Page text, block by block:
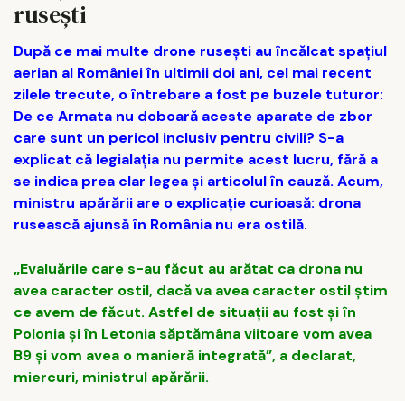
rusești
După ce mai multe drone rusești au încălcat spațiul
aerian al României în ultimii doi ani, cel mai recent
zilele trecute, o întrebare a fost pe buzele tuturor:
De ce Armata nu doboară aceste aparate de zbor
care sunt un pericol inclusiv pentru civili? S-a
explicat că legialația nu permite acest lucru, fără a
se indica prea clar legea și articolul în cauză. Acum,
ministru apărării are o explicație curioasă: drona
rusească ajunsă în România nu era ostilă.
„Evaluările care s-au făcut au arătat ca drona nu
avea caracter ostil, dacă va avea caracter ostil știm
ce avem de făcut. Astfel de situații au fost și în
Polonia și în Letonia săptămâna viitoare vom avea
B9 și vom avea o manieră integrată”, a declarat,
miercuri, ministrul apărării.